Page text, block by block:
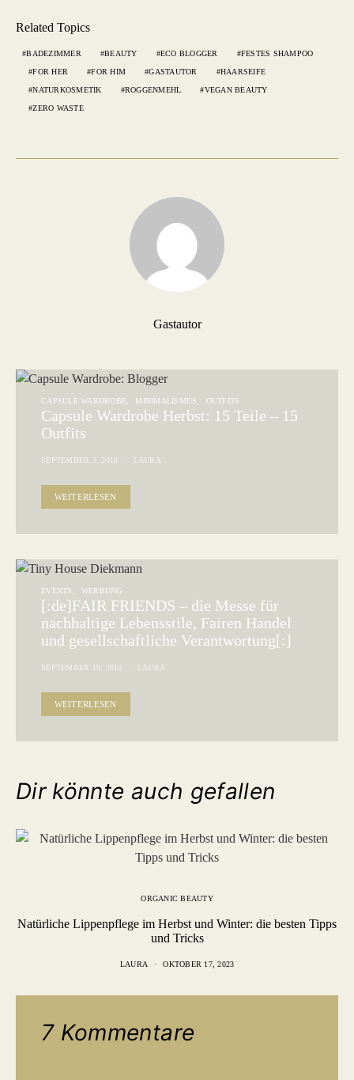
Related Topics
BADEZIMMER BEAUTY ECO BLOGGER FESTES SHAMPOO
FOR HER FOR HIM GASTAUTOR HAARSEIFE
NATURKOSMETIK ROGGENMEHL VEGAN BEAUTY
ZERO WASTE
Gastautor
CAPSULE WARDROBE MINIMALISMUS OUTFITS
Capsule Wardrobe Herbst: 15 Teile – 15
Outfits
SEPTEMBER 3, 2018 LAURA
WEITERLESEN
EVENTS WERBUNG
[:de]FAIR FRIENDS – die Messe für
nachhaltige Lebensstile, Fairen Handel
und gesellschaftliche Verantwortung[:]
SEPTEMBER 19, 2018 LAURA
WEITERLESEN
Dir könnte auch gefallen
ORGANIC BEAUTY
Natürliche Lippenpflege im Herbst und Winter: die besten Tipps
und Tricks
LAURA OKTOBER 17, 2023
7 Kommentare